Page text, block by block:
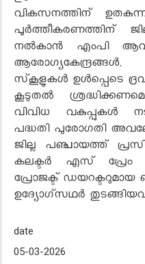
വികസനത്തിന്
പൂര്‍ത്തീകരണത്തിന്
നല്‍കാന്‍ എംപി
സ്‌കൂളുകള്‍ ഉള്‍പ്പെടെ
കൂടുതല്‍
വിവിധ വകുപ്പുകള്‍
പദ്ധതി പുരോഗതി
ജില്ല പഞ്ചായത്ത്
കലക്ടര്‍ എസ് പ്രേം
പ്രോജക്ട്
ഉദ്യോഗ്സഥര്‍
date
05-03-2026